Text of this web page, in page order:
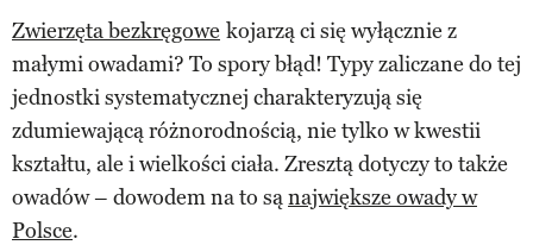
Zwierzęta bezkręgowe kojarzą ci się wyłącznie z
małymi owadami? To spory błąd! Typy zaliczane do tej
jednostki systematycznej charakteryzują się
zdumiewającą różnorodnością, nie tylko w kwestii
kształtu, ale i wielkości ciała. Zresztą dotyczy to także
owadów – dowodem na to sąnajwiększe owady w
Polsce.